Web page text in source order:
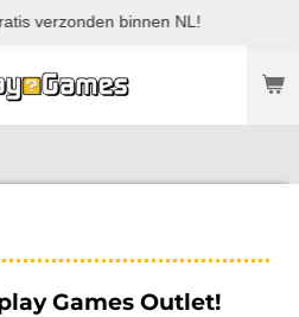
verzonden binnen NL!
Games Outlet!